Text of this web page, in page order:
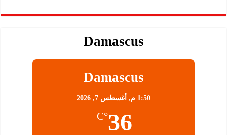
Damascus
Damascus
1:50 م, أغسطس 7, 2026
36
°C